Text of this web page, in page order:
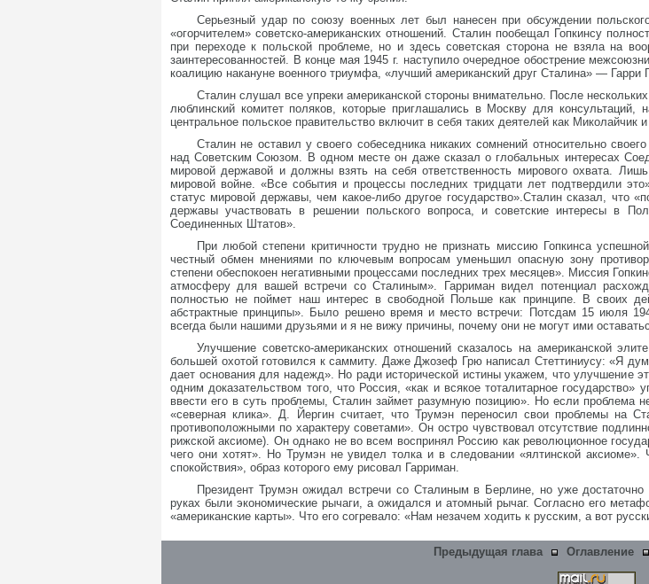
Серьезный удар по союзу военных лет был нанесен при обсуждении
«огорчителем» советско-американских отношений. Сталин пообещал Гопкинсу
при переходе к польской проблеме, но и здесь советская сторона не взяла на
заинтересованностей. В конце мая 1945 г. наступило очередное обострение
коалицию накануне военного триумфа, «лучший американский друг Сталина» — Гарри
Сталин слушал все упреки американской стороны внимательно. После
люблинский комитет поляков, которые приглашались в Москву для
центральное польское правительство включит в себя таких деятелей как Миколайчик и
Сталин не оставил у своего собеседника никаких сомнений относительно
над Советским Союзом. В одном месте он даже сказал о глобальных интересах
мировой державой и должны взять на себя ответственность мирового охвата.
мировой войне. «Все события и процессы последних тридцати лет подтвердили
статус мировой державы, чем какое-либо другое государство».Сталин сказал, что
державы участвовать в решении польского вопроса, и советские интересы в
Соединенных Штатов».
При любой степени критичности трудно не признать миссию Гопкинса
честный обмен мнениями по ключевым вопросам уменьшил опасную зону
степени обеспокоен негативными процессами последних трех месяцев». Миссия
атмосферу для вашей встречи со Сталиным». Гарриман видел потенциал
полностью не поймет наш интерес в свободной Польше как принципе. В своих
абстрактные принципы». Было решено время и место встречи: Потсдам 15 июля
всегда были нашими друзьями и я не вижу причины, почему они не могут ими
Улучшение советско-американских отношений сказалось на американской
большей охотой готовился к саммиту. Даже Джозеф Грю написал Стеттиниусу: «Я
дает основания для надежд». Но ради исторической истины укажем, что
одним доказательством того, что Россия, «как и всякое тоталитарное
ввести его в суть проблемы, Сталин займет разумную позицию». Но если проблема
«северная клика». Д. Йергин считает, что Трумэн переносил свои проблемы на
противоположными по характеру советами». Он остро чувствовал отсутствие
рижской аксиоме). Он однако не во всем воспринял Россию как революционное
чего они хотят». Но Трумэн не увидел толка и в следовании «ялтинской
спокойствия», образ которого ему рисовал Гарриман.
Президент Трумэн ожидал встречи со Сталиным в Берлине, но уже достаточно
руках были экономические рычаги, а ожидался и атомный рычаг. Согласно его
«американские карты». Что его согревало: «Нам незачем ходить к русским, а вот
Предыдущая глава Оглавление